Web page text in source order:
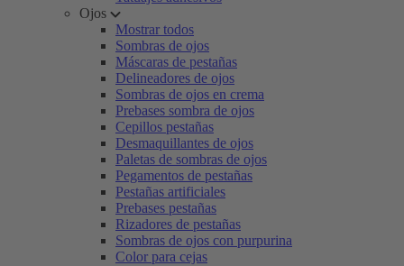
Ojos
Mostrar todos
Sombras de ojos
Máscaras de pestañas
Delineadores de ojos
Sombras de ojos en crema
Prebases sombra de ojos
Cepillos pestañas
Desmaquillantes de ojos
Paletas de sombras de ojos
Pegamentos de pestañas
Pestañas artificiales
Prebases pestañas
Rizadores de pestañas
Sombras de ojos con purpurina
Color para cejas